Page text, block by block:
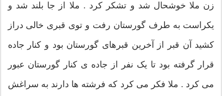
زن ملا خوشحال شد و تشکر کرد . ملا از جا بلند شد و
یکراست به طرف گورستان رفت و توی قبری خالی دراز
کشید آن قبر از آخرین قبرهای گورستان بود و کنار جاده
قرار گرفته بود تا یک نفر از جاده ی کنار گورستان عبور
می کرد . ملا فکر می کرد که فرشته ها دارند به سراغش